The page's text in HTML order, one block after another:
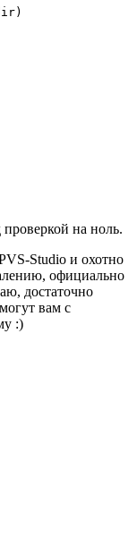
на ноль.
Studio и охотно
официально
достаточно
вам с
:)